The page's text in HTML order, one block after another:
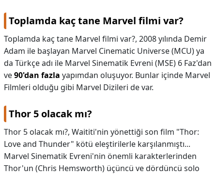
Toplamda kaç tane Marvel filmi var?
Toplamda kaç tane Marvel filmi var?, 2008 yılında Demir
Adam ile başlayan Marvel Cinematic Universe (MCU) ya
da Türkçe adı ile Marvel Sinematik Evreni (MSE) 6 Faz'dan
ve90'dan fazla yapımdan oluşuyor. Bunlar içinde Marvel
Filmleri olduğu gibi Marvel Dizileri de var.
Thor 5 olacak mı?
Thor 5 olacak mı?, Waititi'nin yönettiği son film "Thor:
Love and Thunder" kötü eleştirilerle karşılanmıştı...
Marvel Sinematik Evreni'nin önemli karakterlerinden
Thor'un (Chris Hemsworth) üçüncü ve dördüncü solo